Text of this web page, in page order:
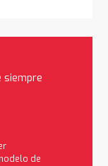
siempre
de